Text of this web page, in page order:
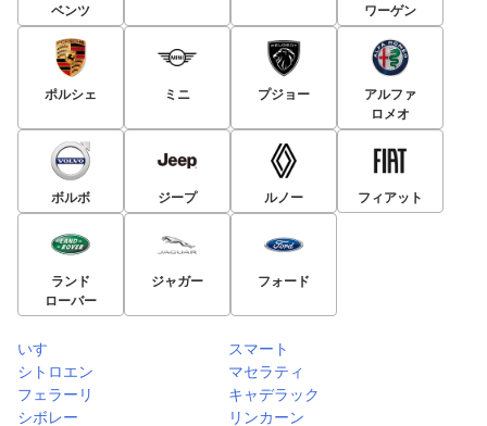
ベンツ
ワーゲン
ポルシェ ミニ プジョー
アルファ
ロメオ
ボルボ ジープ ルノー フィアット
ランド
ローバー
ジャガー フォード
いすゞ
スマート
シトロエン
マセラティ
フェラーリ
キャデラック
シボレー
リンカーン